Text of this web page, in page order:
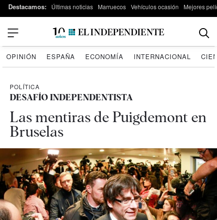
Destacamos: Últimas noticias Marruecos Vehículos ocasión Mejores
OPINIÓN ESPAÑA ECONOMÍA INTERNACIONAL
POLÍTICA
DESAFÍO INDEPENDENTISTA
Las mentiras de Puigdemont en
Bruselas